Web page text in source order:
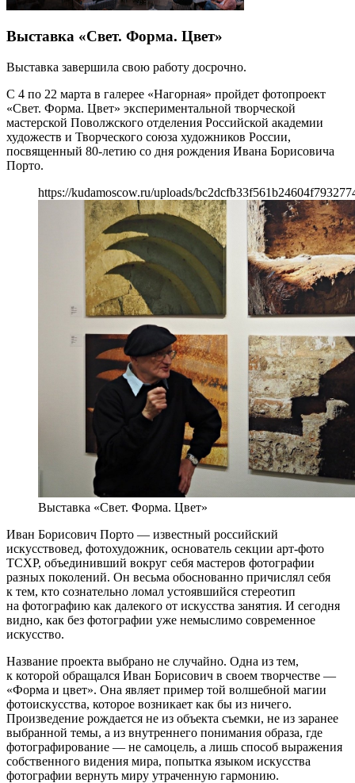
Выставка «Свет. Форма. Цвет»
Выставка завершила свою работу досрочно.
С 4 по 22 марта в галерее «Нагорная» пройдет фотопроект
«Свет. Форма. Цвет» экспериментальной творческой
мастерской Поволжского отделения Российской академии
художеств и Творческого союза художников России,
посвященный 80-летию со дня рождения Ивана Борисовича
Порто.
https://kudamoscow.ru/uploads/
Выставка «Свет. Форма. Цвет»
Иван Борисович Порто — известный российский
искусствовед, фотохудожник, основатель секции арт-фото
ТСХР, объединивший вокруг себя мастеров фотографии
разных поколений. Он весьма обоснованно причислял себя
к тем, кто сознательно ломал устоявшийся стереотип
на фотографию как далекого от искусства занятия. И сегодня
видно, как без фотографии уже немыслимо современное
искусство.
Название проекта выбрано не случайно. Одна из тем,
к которой обращался Иван Борисович в своем творчестве —
«Форма и цвет». Она являет пример той волшебной магии
фотоискусства, которое возникает как бы из ничего.
Произведение рождается не из объекта съемки, не из заранее
выбранной темы, а из внутреннего понимания образа, где
фотографирование — не самоцель, а лишь способ выражения
собственного видения мира, попытка языком искусства
фотографии вернуть миру утраченную гармонию.